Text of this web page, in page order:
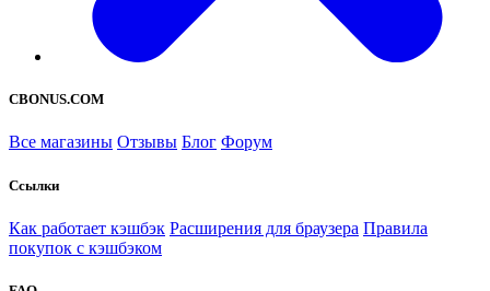
CBONUS.COM
Все магазины Отзывы Блог Форум
Ссылки
Как работает кэшбэк Расширения для браузера Правила
покупок с кэшбэком